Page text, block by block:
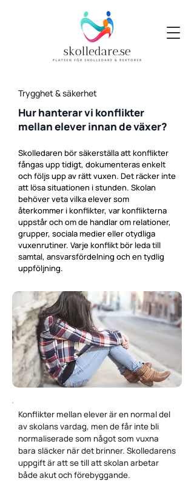
Trygghet & säkerhet
Hur hanterar vi konflikter
mellan elever innan de växer?
Skolledaren bör säkerställa att konflikter
fångas upp tidigt, dokumenteras enkelt
och följs upp av rätt vuxen. Det räcker inte
att lösa situationen i stunden. Skolan
behöver veta vilka elever som
återkommer i konflikter, var konflikterna
uppstår och om de handlar om relationer,
grupper, sociala medier eller otydliga
vuxenrutiner. Varje konflikt bör leda till
samtal, ansvarsfördelning och en tydlig
uppföljning.
Konflikter mellan elever är en normal del
av skolans vardag, men de får inte bli
normaliserade som något som vuxna
bara släcker när det brinner. Skolledarens
uppgift är att se till att skolan arbetar
både akut och förebyggande.